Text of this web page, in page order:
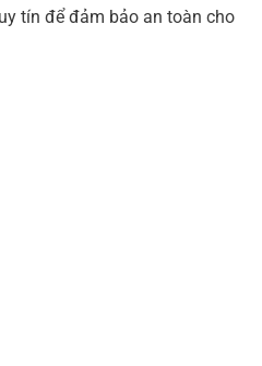
tín để đảm bảo an toàn cho